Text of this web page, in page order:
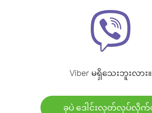
Viber မရှိသေးဘူးလား။
ခုပဲ ဒေါင်းလုတ်လုပ်လိုက်ပ